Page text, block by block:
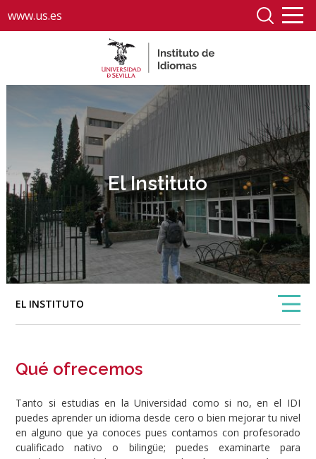
www.us.es
El Instituto
EL INSTITUTO
Qué ofrecemos
Tanto si estudias en la Universidad como si no, en el IDI
puedes aprender un idioma desde cero o bien mejorar tu nivel
en alguno que ya conoces pues contamos con profesorado
cualificado nativo o bilingüe; puedes examinarte para